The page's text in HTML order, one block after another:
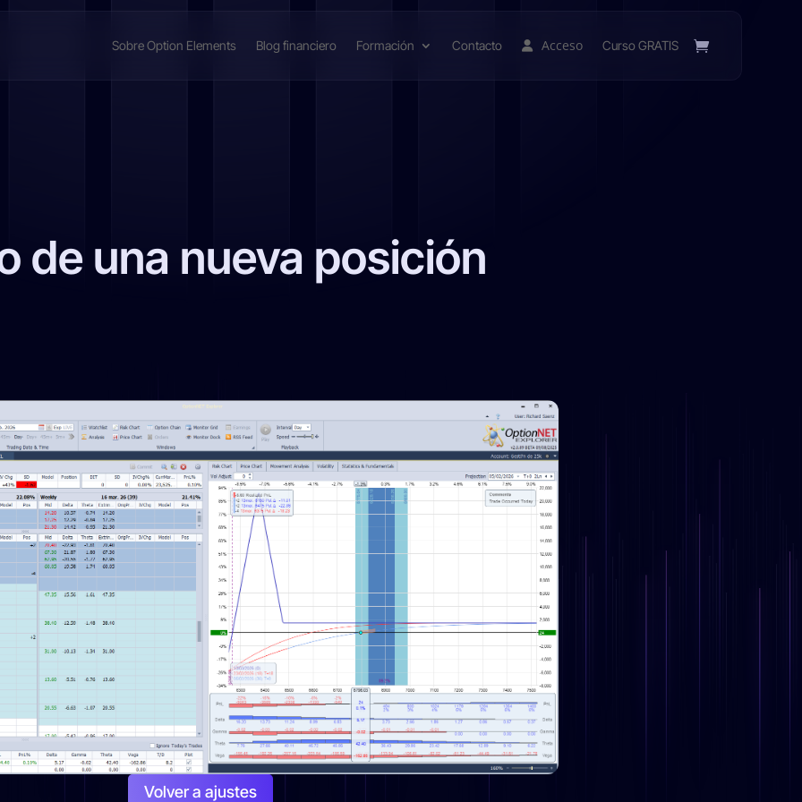
Sobre Option Elements Blog financiero Formación Contacto Acceso Curso GRATIS
de una nueva posición
Volver a ajustes